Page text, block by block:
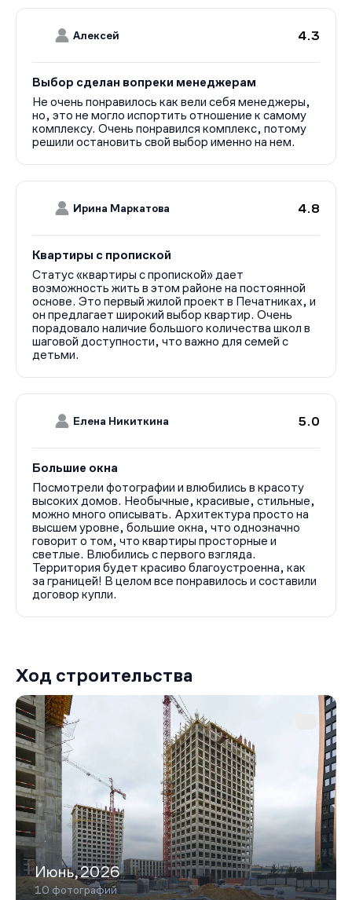
Алексей 4.3
Выбор сделан вопреки менеджерам
Не очень понравилось как вели себя менеджеры,
но, это не могло испортить отношение к самому
комплексу. Очень понравился комплекс, потому
решили остановить свой выбор именно на нем.
Ирина Маркатова 4.8
Квартиры с пропиской
Статус «квартиры с пропиской» дает
возможность жить в этом районе на постоянной
основе. Это первый жилой проект в Печатниках, и
он предлагает широкий выбор квартир. Очень
порадовало наличие большого количества школ в
шаговой доступности, что важно для семей с
детьми.
Елена Никиткина 5.0
Большие окна
Посмотрели фотографии и влюбились в красоту
высоких домов. Необычные, красивые, стильные,
можно много описывать. Архитектура просто на
высшем уровне, большие окна, что однозначно
говорит о том, что квартиры просторные и
светлые. Влюбились с первого взгляда.
Территория будет красиво благоустроенна, как
за границей! В целом все понравилось и составили
договор купли.
Ход строительства
Июнь,2026
10 фотографий